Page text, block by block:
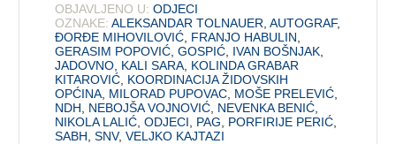
OBJAVLJENO U: ODJECI
OZNAKE: ALEKSANDAR TOLNAUER ,AUTOGRAF,
ĐORĐE MIHOVILOVIĆ FRANJO HABULIN
GERASIM POPOVIĆ ,GOSPIĆ IVAN BOŠNJAK
JADOVNO KALI SARA KOLINDA GRABAR
KITAROVIĆ KOORDINACIJA ŽIDOVSKIH
OPĆINA MILORAD PUPOVAC MOŠE PRELEVIĆ
NDH
NEBOJŠA VOJNOVIĆ NEVENKA BENIĆ
NIKOLA LALIĆ ,ODJECI PAG PORFIRIJE PERIĆ
SABH ,SNV,VELJKO KAJTAZI